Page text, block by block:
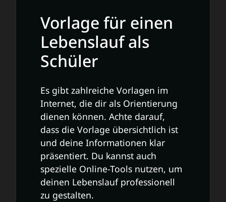
Vorlage für einen
Lebenslauf als
Schüler
Es gibt zahlreiche Vorlagen im
Internet, die dir als Orientierung
dienen können. Achte darauf,
dass die Vorlage übersichtlich ist
und deine Informationen klar
präsentiert. Du kannst auch
spezielle Online-Tools nutzen, um
deinen Lebenslauf professionell
zu gestalten.